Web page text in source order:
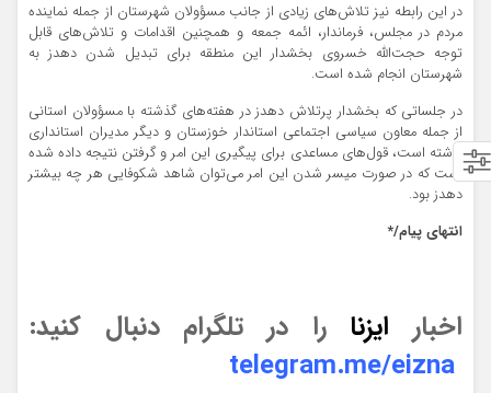
در این رابطه نیز تلاش‌های زیادی از جانب مسؤولان شهرستان از جمله نماینده
مردم در مجلس، فرماندار، ائمه جمعه و همچنین اقدامات و تلاش‌های قابل
توجه حجت‌الله خسروی بخشدار این منطقه برای تبدیل شدن دهدز به
شهرستان انجام شده است.
در جلساتی که بخشدار پرتلاش دهدز در هفته‌های گذشته با مسؤولان استانی
از جمله معاون سیاسی اجتماعی استاندار خوزستان و دیگر مدیران استانداری
داشته است، قول‌های مساعدی برای پیگیری این امر و گرفتن نتیجه داده شده
است که در صورت میسر شدن این امر می‌توان شاهد شکوفایی هر چه بیشتر
دهدز بود.
انتهای پیام/*
اخبار ایزنا را در تلگرام دنبال کنید:
telegram.me/eizna